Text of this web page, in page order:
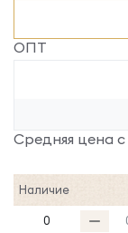
ОПТ
Средняя цена
Наличие
0